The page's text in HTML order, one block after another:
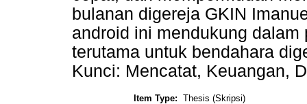
bulanan digereja GKIN
android ini mendukung
terutama untuk bendahara
Kunci: Mencatat, Keuangan,
Item Type: Thesis (Skripsi)